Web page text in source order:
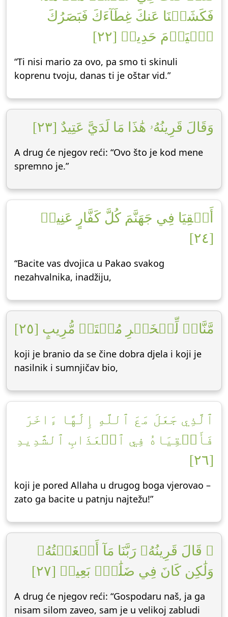
فَكَشَفۡنَا عَنكَ غِطَآءَكَ فَبَصَرُكَ
ٱلۡيَوۡمَ حَدِيدٞ [٢٢]
“Ti nisi mario za ovo, pa smo ti skinuli
koprenu tvoju, danas ti je oštar vid.”
وَقَالَ قَرِينُهُۥ هَٰذَا مَا لَدَيَّ عَتِيدٌ [٢٣]
A drug će njegov reći: “Ovo što je kod mene
spremno je.”
أَلۡقِيَا فِي جَهَنَّمَ كُلَّ كَفَّارٍ عَنِيدٖ
[٢٤]
“Bacite vas dvojica u Pakao svakog
nezahvalnika, inadžiju,
مَّنَّاعٖ لِّلۡخَيۡرِ مُعۡتَدٖ مُّرِيبٍ [٢٥]
koji je branio da se čine dobra djela i koji je
nasilnik i sumnjičav bio,
ٱلَّذِي جَعَلَ مَعَ ٱللَّهِ إِلَٰهًا ءَاخَرَ
فَأَلۡقِيَاهُ فِي ٱلۡعَذَابِ ٱلشَّدِيدِ
[٢٦]
koji je pored Allaha u drugog boga vjerovao –
zato ga bacite u patnju najtežu!”
۞ قَالَ قَرِينُهُۥ رَبَّنَا مَآ أَطۡغَيۡتُهُۥ
وَلَٰكِن كَانَ فِي ضَلَٰلِۭ بَعِيدٖ [٢٧]
A drug će njegov reći: “Gospodaru naš, ja ga
nisam silom zaveo, sam je u velikoj zabludi